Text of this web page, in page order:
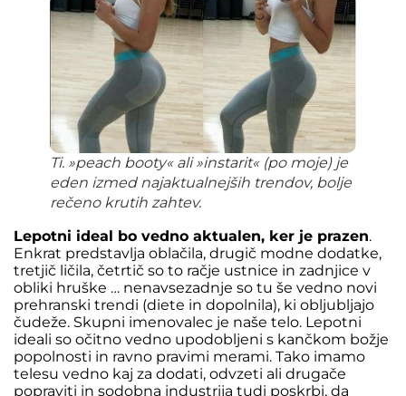
Ti. »peach booty« ali »instarit« (po moje) je
eden izmed najaktualnejših trendov, bolje
rečeno krutih zahtev.
Lepotni ideal bo vedno aktualen, ker je prazen.
Enkrat predstavlja oblačila, drugič modne dodatke,
tretjič ličila, četrtič so to račje ustnice in zadnjice v
obliki hruške … nenavsezadnje so tu še vedno novi
prehranski trendi (diete in dopolnila), ki obljubljajo
čudeže. Skupni imenovalec je naše telo. Lepotni
ideali so očitno vedno upodobljeni s kančkom božje
popolnosti in ravno pravimi merami. Tako imamo
telesu vedno kaj za dodati, odvzeti ali drugače
popraviti in sodobna industrija tudi poskrbi, da